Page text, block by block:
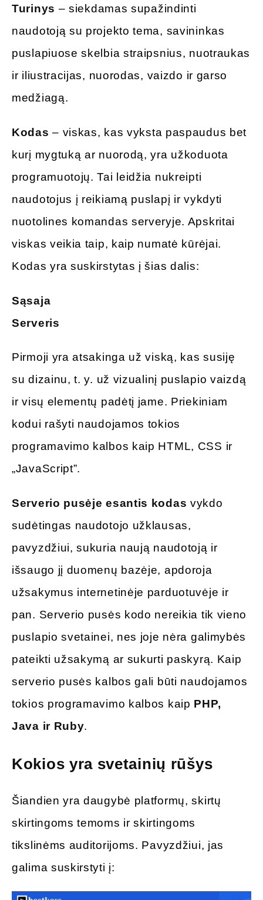
Turinys – siekdamas supažindinti
naudotoją su projekto tema, savininkas
puslapiuose skelbia straipsnius, nuotraukas
ir iliustracijas, nuorodas, vaizdo ir garso
medžiagą.
Kodas– viskas, kas vyksta paspaudus bet
kurį mygtuką ar nuorodą, yra užkoduota
programuotojų. Tai leidžia nukreipti
naudotojus į reikiamą puslapį ir vykdyti
nuotolines komandas serveryje. Apskritai
viskas veikia taip, kaip numatė kūrėjai.
Kodas yra suskirstytas į šias dalis:
Sąsaja
Serveris
Pirmoji yra atsakinga už viską, kas susiję
su dizainu, t. y. už vizualinį puslapio vaizdą
ir visų elementų padėtį jame. Priekiniam
kodui rašyti naudojamos tokios
programavimo kalbos kaip HTML, CSS ir
„JavaScript”.
Serverio pusėje esantis kodas vykdo
sudėtingas naudotojo užklausas,
pavyzdžiui, sukuria naują naudotoją ir
išsaugo jį duomenų bazėje, apdoroja
užsakymus internetinėje parduotuvėje ir
pan. Serverio pusės kodo nereikia tik vieno
puslapio svetainei, nes joje nėra galimybės
pateikti užsakymą ar sukurti paskyrą. Kaip
serverio pusės kalbos gali būti naudojamos
tokios programavimo kalbos kaip PHP,
Java ir Ruby.
Kokios yra svetainių rūšys
Šiandien yra daugybė platformų, skirtų
skirtingoms temoms ir skirtingoms
tikslinėms auditorijoms. Pavyzdžiui, jas
galima suskirstyti į: